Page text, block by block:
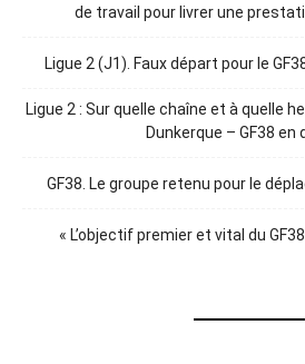
de travail pour livrer une
Ligue 2 (J1). Faux départ pour le
Ligue 2 : Sur quelle chaîne et à quelle
Dunkerque – GF38 en
GF38. Le groupe retenu pour le
« L’objectif premier et vital du